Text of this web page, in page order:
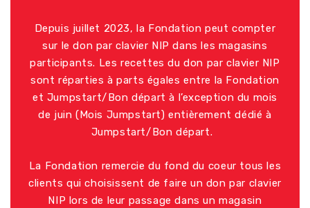
Depuis juillet 2023, la Fondation peut compter
sur le don par clavier NIP dans les magasins
participants. Les recettes du don par clavier NIP
sont réparties à parts égales entre la Fondation
et Jumpstart/Bon départ à l’exception du mois
de juin (Mois Jumpstart) entièrement dédié à
Jumpstart/Bon départ.
La Fondation remercie du fond du coeur tous les
clients qui choisissent de faire un don par clavier
NIP lors de leur passage dans un magasin